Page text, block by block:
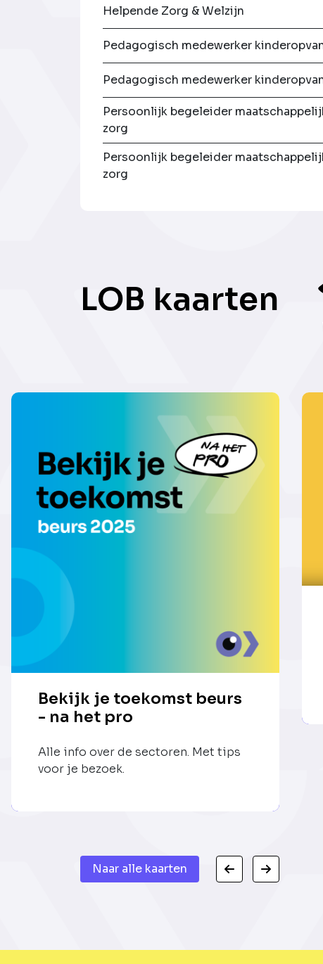
Helpende Zorg & Welzijn
Pedagogisch medewerker
Pedagogisch medewerker
Persoonlijk begeleider
zorg
Persoonlijk begeleider
zorg
LOB kaarten
Bekijk je toekomst beurs
- na het pro
Alle info over de sectoren. Met tips
voor je bezoek.
Naar alle kaarten